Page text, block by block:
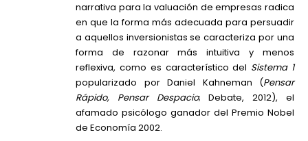
narrativa para la valuación de empresas radica
en que la forma más adecuada para persuadir
a aquellos inversionistas se caracteriza por una
forma de razonar más intuitiva y menos
reflexiva, como es característico del Sistema 1
popularizado por Daniel Kahneman (Pensar
Rápido, Pensar Despacio; Debate, 2012), el
afamado psicólogo ganador del Premio Nobel
de Economía 2002.